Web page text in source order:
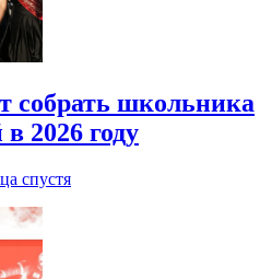
собрать школьника
2026 году
спустя